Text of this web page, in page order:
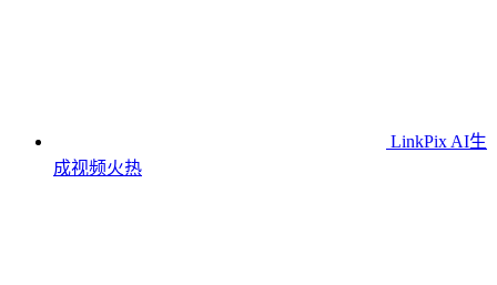
LinkPix AI生
成视频火热